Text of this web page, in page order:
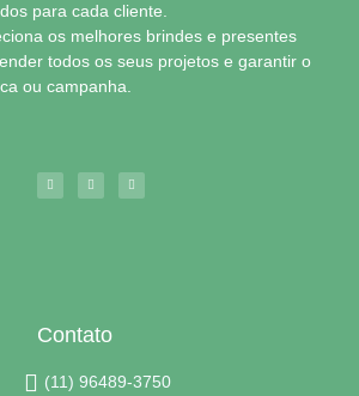
para cada cliente.
os melhores brindes e presentes
todos os seus projetos e garantir o
ou campanha.
Contato
(11) 96489-3750